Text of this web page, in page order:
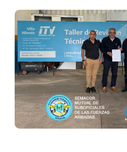
View
Larger
Image